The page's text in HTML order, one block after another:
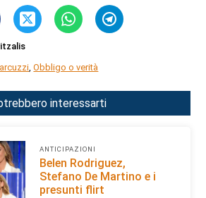
,Obbligo o verità
interessarti
ANTICIPAZIONI
Belen Rodriguez,
Stefano De Martino e i
presunti flirt